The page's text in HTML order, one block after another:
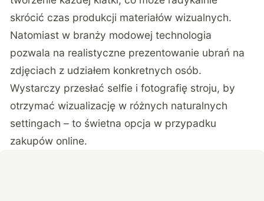
skrócić czas produkcji materiałów wizualnych.
Natomiast w branży modowej technologia
pozwala na realistyczne prezentowanie ubrań na
zdjęciach z udziałem konkretnych osób.
Wystarczy przesłać selfie i fotografię stroju, by
otrzymać wizualizację w różnych naturalnych
settingach – to świetna opcja w przypadku
zakupów online.